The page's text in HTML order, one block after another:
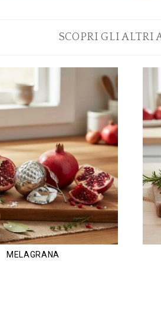
SCOPRI GLI ALTRI
MELAGRANA